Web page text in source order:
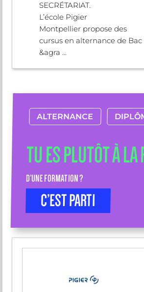
SECRÉTARIAT.
L’école Pigier
Montpellier propose des
cursus en alternance de Bac
&agra ...
ALTERNANCE
TU ES PLUTÔT À LA
D’UNE FORMATION ?
C’EST PARTI